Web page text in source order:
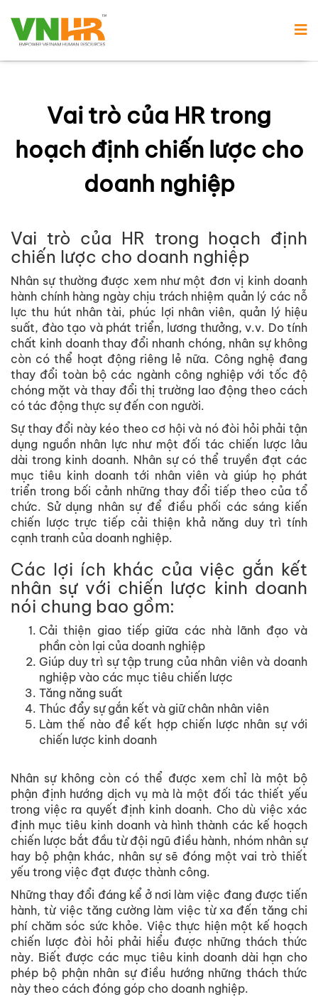
Vai trò của HR trong
hoạch định chiến lược cho
doanh nghiệp
Vai trò của HR trong hoạch định
chiến lược cho doanh nghiệp
Nhân sự thường được xem như một đơn vị kinh doanh
hành chính hàng ngày chịu trách nhiệm quản lý các nỗ
lực thu hút nhân tài, phúc lợi nhân viên, quản lý hiệu
suất, đào tạo và phát triển, lương thưởng, v.v. Do tính
chất kinh doanh thay đổi nhanh chóng, nhân sự không
còn có thể hoạt động riêng lẻ nữa. Công nghệ đang
thay đổi toàn bộ các ngành công nghiệp với tốc độ
chóng mặt và thay đổi thị trường lao động theo cách
có tác động thực sự đến con người.
Sự thay đổi này kéo theo cơ hội và nó đòi hỏi phải tận
dụng nguồn nhân lực như một đối tác chiến lược lâu
dài trong kinh doanh. Nhân sự có thể truyền đạt các
mục tiêu kinh doanh tới nhân viên và giúp họ phát
triển trong bối cảnh những thay đổi tiếp theo của tổ
chức. Sử dụng nhân sự để điều phối các sáng kiến
chiến lược trực tiếp cải thiện khả năng duy trì tính
cạnh tranh của doanh nghiệp.
Các lợi ích khác của việc gắn kết
nhân sự với chiến lược kinh doanh
nói chung bao gồm:
Cải thiện giao tiếp giữa các nhà lãnh đạo và
phần còn lại của doanh nghiệp
Giúp duy trì sự tập trung của nhân viên và doanh
nghiệp vào các mục tiêu chiến lược
Tăng năng suất
Thúc đẩy sự gắn kết và giữ chân nhân viên
Làm thế nào để kết hợp chiến lược nhân sự với
chiến lược kinh doanh
Nhân sự không còn có thể được xem chỉ là một bộ
phận định hướng dịch vụ mà là một đối tác thiết yếu
trong việc ra quyết định kinh doanh. Cho dù việc xác
định mục tiêu kinh doanh và hình thành các kế hoạch
chiến lược bắt đầu từ đội ngũ điều hành, nhóm nhân sự
hay bộ phận khác, nhân sự sẽ đóng một vai trò thiết
yếu trong việc đạt được thành công.
Những thay đổi đáng kể ở nơi làm việc đang được tiến
hành, từ việc tăng cường làm việc từ xa đến tăng chi
phí chăm sóc sức khỏe. Việc thực hiện một kế hoạch
chiến lược đòi hỏi phải hiểu được những thách thức
này. Biết được các mục tiêu kinh doanh dài hạn cho
phép bộ phận nhân sự điều hướng những thách thức
này theo cách đóng góp cho doanh nghiệp.